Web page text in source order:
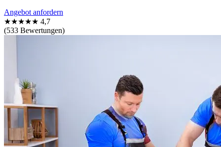
Angebot anfordern
★★★★★ 4,7
(533 Bewertungen)